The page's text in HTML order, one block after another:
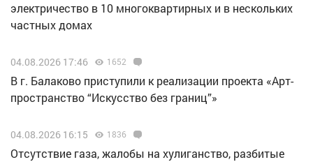
электричество в 10 многоквартирных и в нескольких
частных домах
04.08.2026 17:46 1652
В г. Балаково приступили к реализации проекта «Арт-
пространство “Искусство без границ”»
04.08.2026 16:15 1836
Отсутствие газа, жалобы на хулиганство, разбитые